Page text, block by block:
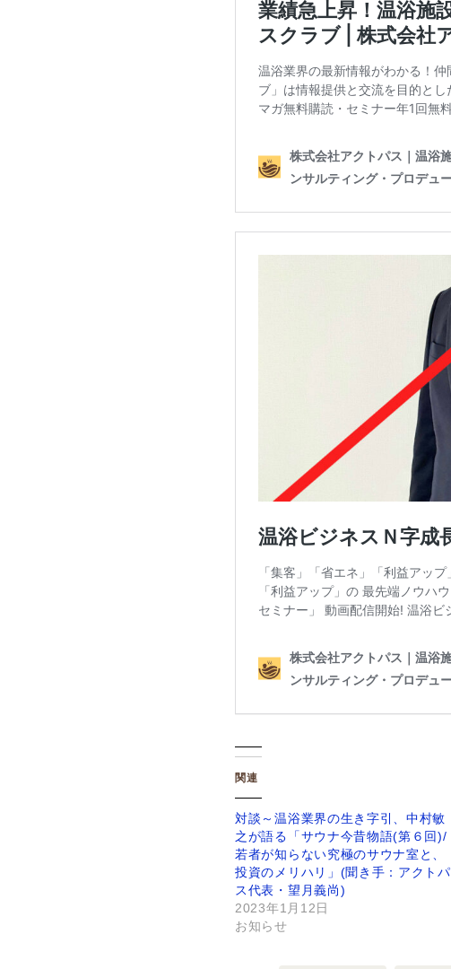
関連
対談～温浴業界の生き字引、中村敏
之が語る「サウナ今昔物語(第６回)/
若者が知らない究極のサウナ室と、
投資のメリハリ」(聞き手：アクトパ
ス代表・望月義尚)
2023年1月12日
お知らせ